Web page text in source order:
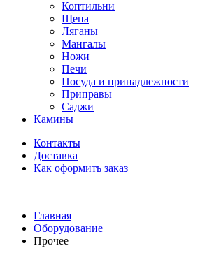
Коптильни
Щепа
Ляганы
Мангалы
Ножи
Печи
Посуда и принадлежности
Приправы
Саджи
Камины
Контакты
Доставка
Как оформить заказ
Главная
Оборудование
Прочее